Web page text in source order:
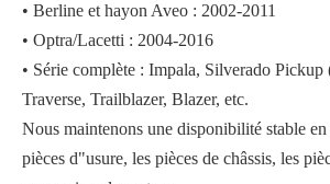
• Berline et hayon Aveo : 2002-2011
• Optra/Lacetti : 2004-2016
• Série complète : Impala, Silverado Pickup
Traverse, Trailblazer, Blazer, etc.
Nous maintenons une disponibilité stable
pièces d"usure, les pièces de châssis, les